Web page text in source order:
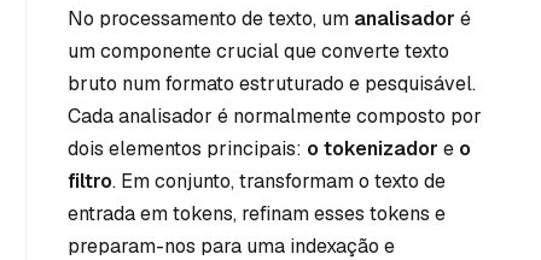
No processamento de texto, um analisador é
um componente crucial que converte texto
bruto num formato estruturado e pesquisável.
Cada analisador é normalmente composto por
dois elementos principais: o tokenizador e o
filtro. Em conjunto, transformam o texto de
entrada em tokens, refinam esses tokens e
preparam-nos para uma indexação e